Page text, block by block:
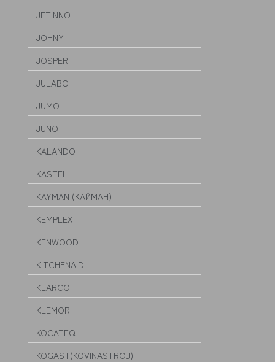
JETINNO
JOHNY
JOSPER
JULABO
JUMO
JUNO
KALANDO
KASTEL
KAYMAN (КАЙМАН)
KEMPLEX
KENWOOD
KITCHENAID
KLARCO
KLEMOR
KOCATEQ
KOGAST(KOVINASTROJ)